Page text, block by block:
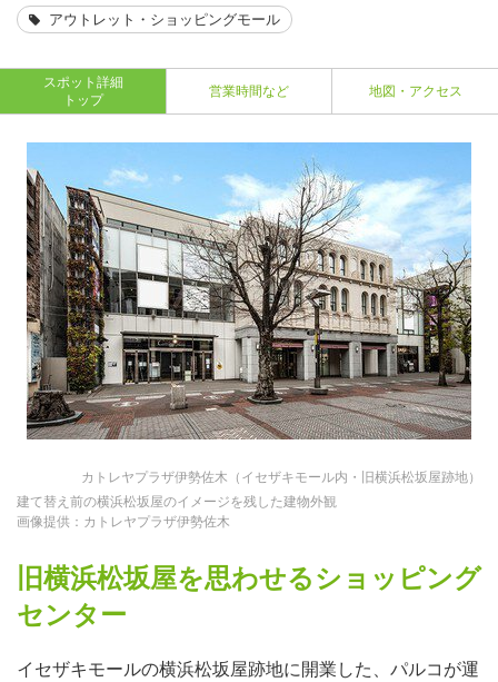
アウトレット・ショッピングモール
スポット詳細
トップ
営業時間など 地図・アクセス
カトレヤプラザ伊勢佐木（イセザキモール内・旧横浜松坂屋跡地）
建て替え前の横浜松坂屋のイメージを残した建物外観
画像提供：カトレヤプラザ伊勢佐木
旧横浜松坂屋を思わせるショッピング
センター
イセザキモールの横浜松坂屋跡地に開業した、パルコが運